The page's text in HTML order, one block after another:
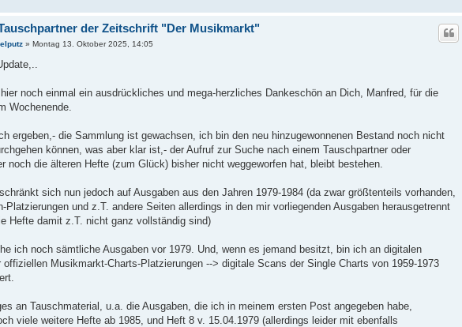
der Zeitschrift "Der Musikmarkt"
» Montag 13. Oktober 2025, 14:05
hier noch einmal ein ausdrückliches und mega-herzliches Dankeschön an Dich, Manfred, für die
Wochenende.
ergeben,- die Sammlung ist gewachsen, ich bin den neu hinzugewonnenen Bestand noch nicht
können, was aber klar ist,- der Aufruf zur Suche nach einem Tauschpartner oder
noch die älteren Hefte (zum Glück) bisher nicht weggeworfen hat, bleibt bestehen.
sich nun jedoch auf Ausgaben aus den Jahren 1979-1984 (da zwar größtenteils vorhanden,
Platzierungen und z.T. andere Seiten allerdings in den mir vorliegenden Ausgaben herausgetrennt
Hefte damit z.T. nicht ganz vollständig sind)
ich noch sämtliche Ausgaben vor 1979. Und, wenn es jemand besitzt, bin ich an digitalen
offiziellen Musikmarkt-Charts-Platzierungen --> digitale Scans der Single Charts von 1959-1973
an Tauschmaterial, u.a. die Ausgaben, die ich in meinem ersten Post angegeben habe,
viele weitere Hefte ab 1985, und Heft 8 v. 15.04.1979 (allerdings leider mit ebenfalls